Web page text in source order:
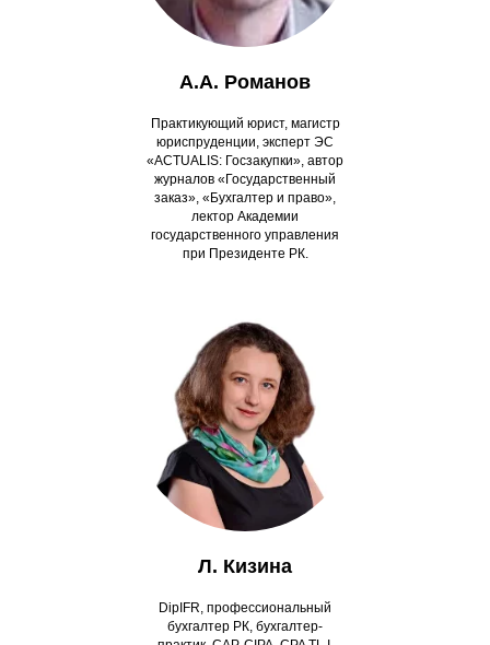
А.А. Романов
Практикующий юрист, магистр
юриспруденции, эксперт ЭС
«ACTUALIS: Госзакупки», автор
журналов «Государственный
заказ», «Бухгалтер и право»,
лектор Академии
государственного управления
при Президенте РК.
Л. Кизина
DipIFR, профессиональный
бухгалтер РК, бухгалтер-